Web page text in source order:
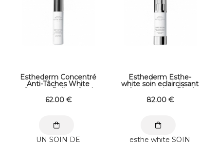
Esthederm Concentré
Anti-Tâches White
System Roll-on 9 ml
62.00 €
UN SOIN DE
Esthederm Esthe-
white soin eclaircissant
réparateur jour 50ml
82.00 €
esthe white SOIN